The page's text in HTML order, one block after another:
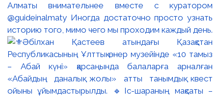
Алматы внимательнее вместе с куратором
@guideinalmaty Иногда достаточно просто узнать
историю того, мимо чего мы проходим каждый день.